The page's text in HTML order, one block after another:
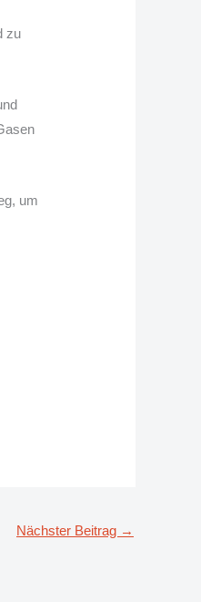
zu
um
Nächster Beitrag →